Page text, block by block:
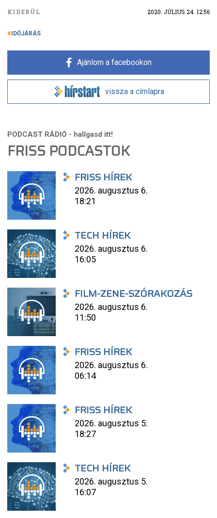
KIDERÜL 2020. JÚLIUS 24. 12:56
IDŐJÁRÁS
Ajánlom a facebookon
vissza a címlapra
FRISS PODCASTOK
FRISS HÍREK
2026. augusztus 6.
18:21
TECH HÍREK
2026. augusztus 6.
16:05
FILM-ZENE-SZÓRAKOZÁS
2026. augusztus 6.
11:50
FRISS HÍREK
2026. augusztus 6.
06:14
FRISS HÍREK
2026. augusztus 5.
18:27
TECH HÍREK
2026. augusztus 5.
16:07